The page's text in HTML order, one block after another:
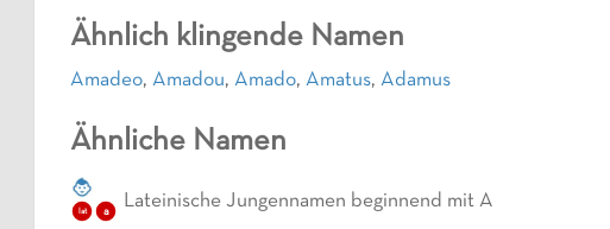
Ähnlich klingende Namen
Amadeo, Amadou, Amado, Amatus, Adamus
Ähnliche Namen
lat a Lateinische Jungennamen beginnend mit A